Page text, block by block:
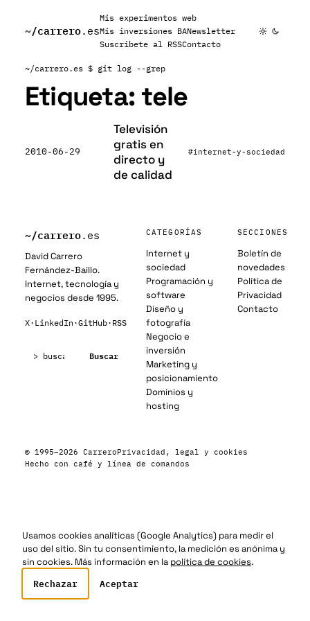
~/carrero.es
Mis experimentos web
Mis inversiones BANewsletter
Suscribete al RSSContacto
~/carrero.es $ git log --grep
Etiqueta: tele
2010-06-29
Televisión
gratis en
directo y
de calidad
#internet-y-sociedad
~/carrero.es
David Carrero
Fernández-Baillo.
Internet, tecnología y
negocios desde 1995.
X· LinkedIn·GitHub· RSS
Buscar
CATEGORÍAS
Internet y
sociedad
Programación y
software
Diseño y
fotografía
Negocio e
inversión
Marketing y
posicionamiento
Dominios y
hosting
SECCIONES
Boletín de
novedades
Política de
Privacidad
Contacto
© 1995–2026 CarreroPrivacidad, legal y cookies
Hecho con café y línea de comandos
Usamos cookies analíticas (Google Analytics) para medir el
uso del sitio. Sin tu consentimiento, la medición es anónima y
sin cookies. Más información en lapolítica de cookies.
Rechazar Aceptar